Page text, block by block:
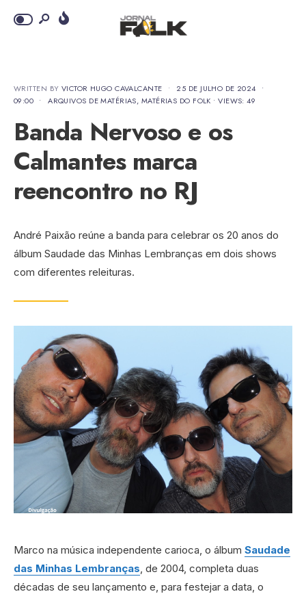
WRITTEN BY VICTOR HUGO CAVALCANTE • 25 DE JULHO DE 2024 •
09:00 • ARQUIVOS DE MATÉRIAS, MATÉRIAS DO FOLK •VIEWS: 49
Banda Nervoso e os
Calmantes marca
reencontro no RJ
André Paixão reúne a banda para celebrar os 20 anos do
álbum Saudade das Minhas Lembranças em dois shows
com diferentes releituras.
Marco na música independente carioca, o álbum Saudade
das Minhas Lembranças , de 2004, completa duas
décadas de seu lançamento e, para festejar a data, o